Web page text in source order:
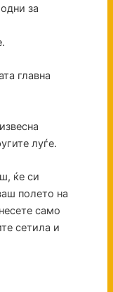
за
главна
луѓе.
ќе си
полето на
само
сетила и